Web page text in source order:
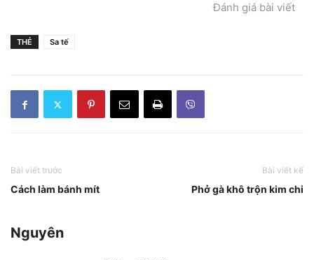
Đánh giá bài viết
THẺ Sa tế
Bài viết trước
Cách làm bánh mít
Bài viết kế
Phở gà khô trộn kim chi
Nguyên